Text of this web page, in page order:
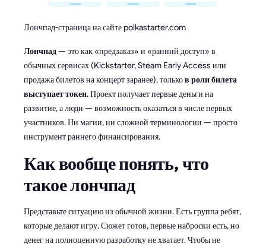
Лончпад-страница на сайте polkastarter.com
Лончпад— это как «предзаказ» и «ранний доступ» в
обычных сервисах (Kickstarter, Steam Early Access или
продажа билетов на концерт заранее), тольков роли билета
выступает токен. Проект получает первые деньги на
развитие, а люди — возможность оказаться в числе первых
участников. Ни магии, ни сложной терминологии — просто
инструмент раннего финансирования.
Как вообще понять, что
такое лончпад
Представьте ситуацию из обычной жизни. Есть группа ребят,
которые делают игру. Сюжет готов, первые наброски есть, но
денег на полноценную разработку не хватает. Чтобы не